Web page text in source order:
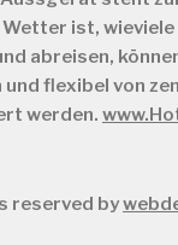
ist, wieviele
abreisen,
flexibel von
werden.
reserved by